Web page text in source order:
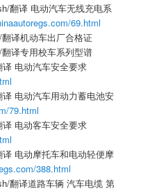
翻译 电动汽车无线充电系
69.html
译机动车出厂合格证
译专用校车系列型谱
电动汽车安全要求
电动汽车用动力蓄电池安
79.html
电动客车安全要求
电动摩托车和电动轻便摩
388.html
翻译道路车辆 汽车电缆 第